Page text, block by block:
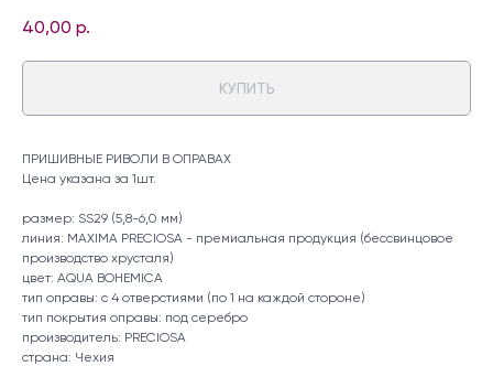
40,00 р.
КУПИТЬ
ПРИШИВНЫЕ РИВОЛИ В ОПРАВАХ
Цена указана за 1шт.
размер: SS29 (5,8-6,0 мм)
линия: MAXIMA PRECIOSA - премиальная продукция (бессвинцовое
производство хрусталя)
цвет: AQUA BOHEMICA
тип оправы: с 4 отверстиями (по 1 на каждой стороне)
тип покрытия оправы: под серебро
производитель: PRECIOSA
страна: Чехия